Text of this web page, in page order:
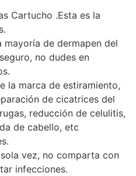
Cartucho .Esta es la
mayoría de dermapen del
no dudes en
la marca de estiramiento,
de cicatrices del
reducción de celulitis,
de cabello, etc
vez, no comparta con
infecciones.